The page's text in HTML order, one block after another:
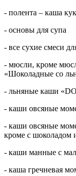
- полента – каша
- основы для супа
- все сухие смеси
- мюсли, кроме
«Шоколадные со
- льняные каши
- каши овсяные
- каши овсяные
кроме с шоколадом
- каши манные с
- каша гречневая